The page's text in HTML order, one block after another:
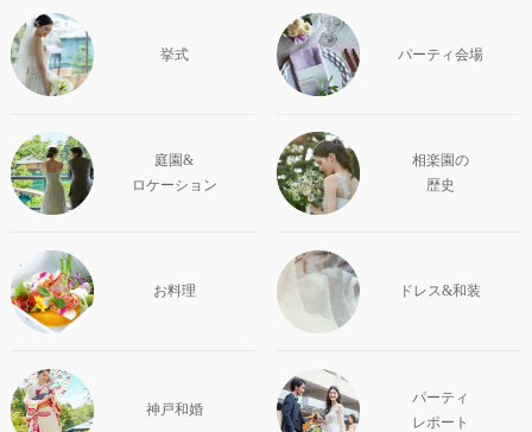
挙式 パーティ会場
庭園&
ロケーション
相楽園の
歴史
お料理 ドレス&和装
神戸和婚
パーティ
レポート